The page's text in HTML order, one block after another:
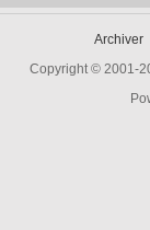
Archiver
Copyright © 2001-